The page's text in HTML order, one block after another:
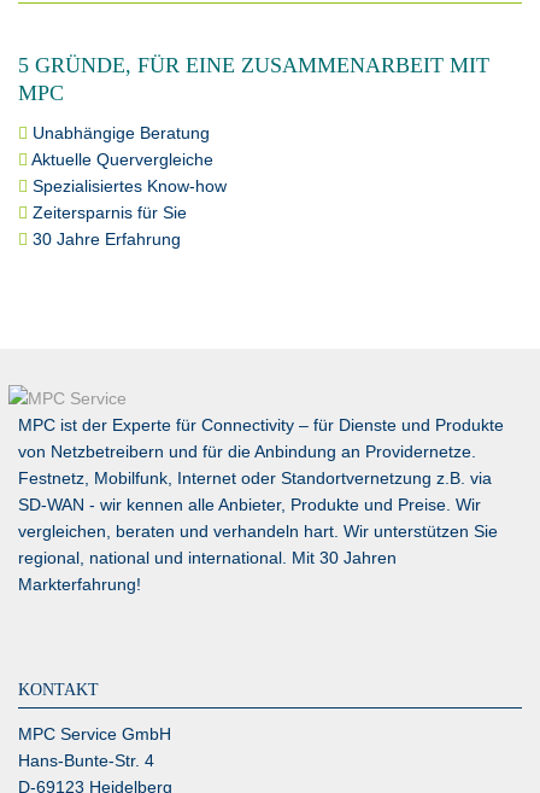
5 GRÜNDE, FÜR EINE ZUSAMMENARBEIT MIT
MPC
Unabhängige Beratung
Aktuelle Quervergleiche
Spezialisiertes Know-how
Zeitersparnis für Sie
30 Jahre Erfahrung
MPC ist der Experte für Connectivity – für Dienste und Produkte
von Netzbetreibern und für die Anbindung an Providernetze.
Festnetz, Mobilfunk, Internet oder Standortvernetzung z.B. via
SD-WAN - wir kennen alle Anbieter, Produkte und Preise. Wir
vergleichen, beraten und verhandeln hart. Wir unterstützen Sie
regional, national und international. Mit 30 Jahren
Markterfahrung!
KONTAKT
MPC Service GmbH
Hans-Bunte-Str. 4
D-69123 Heidelberg